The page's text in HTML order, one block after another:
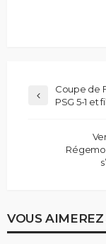
Coupe de
PSG 5-1 et
VOUS AIMEREZ